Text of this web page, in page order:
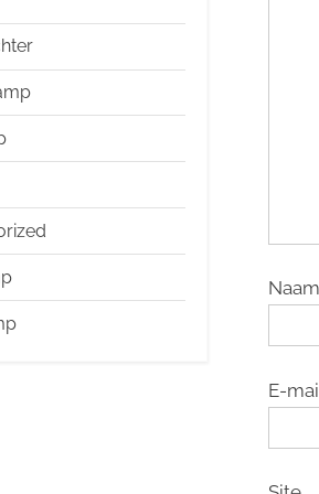
Naam
E-